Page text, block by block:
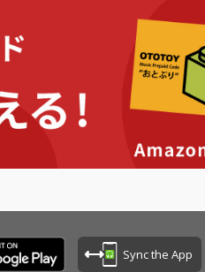
Sync the App